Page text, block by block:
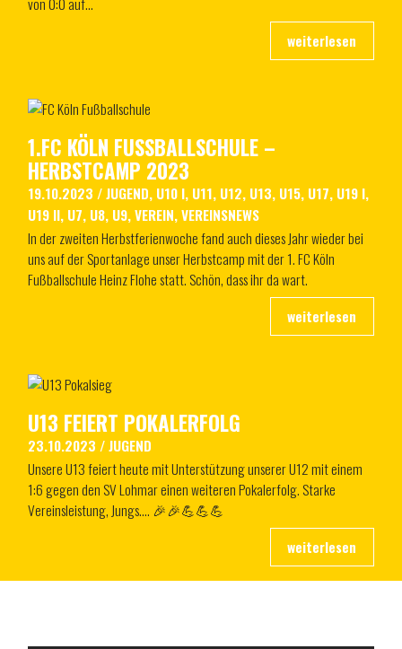
1.FC KÖLN FUSSBALLSCHULE – H
ERBSTCAMP 2023
19.10.2023 /JUGEND, U10 I, U11, U12, U13, U15, U17, U19 I,
U19 II, U7, U8, U9,VEREIN,VEREINSNEWS
In der zweiten Herbstferienwoche fand auch dieses Jahr wieder bei
uns auf der Sportanlage unser Herbstcamp mit der 1. FC Köln
Fußballschule Heinz Flohe statt. Schön, dass ihr da wart.
U13 FEIERT POKALERFOLG
23.10.2023 /JUGEND
Unsere U13 feiert heute mit Unterstützung unserer U12 mit einem
1:6 gegen den SV Lohmar einen weiteren Pokalerfolg. Starke
Vereinsleistung, Jungs…. 🎉🎉💪💪💪